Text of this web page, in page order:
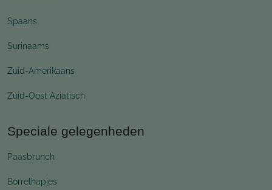
Spaans
Surinaams
Zuid-Amerikaans
Zuid-Oost Aziatisch
Speciale gelegenheden
Paasbrunch
Borrelhapjes